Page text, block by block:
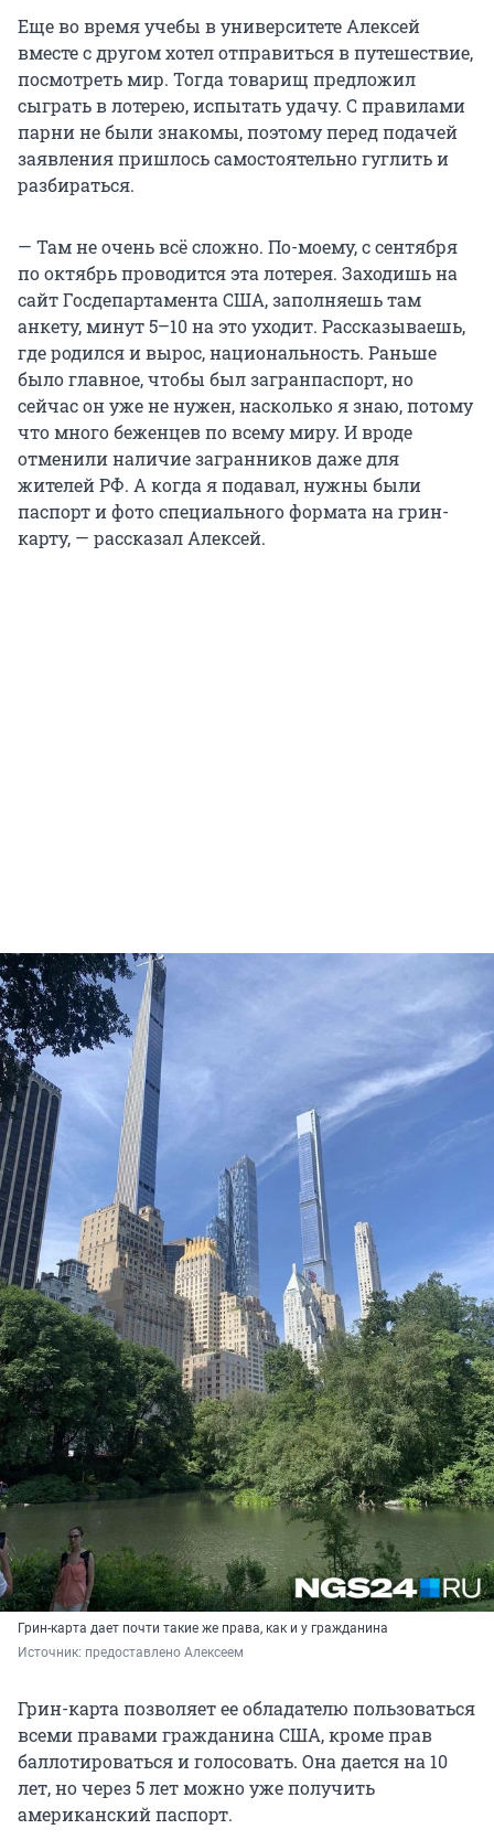
Еще во время учебы в университете Алексей
вместе с другом хотел отправиться в путешествие,
посмотреть мир. Тогда товарищ предложил
сыграть в лотерею, испытать удачу. С правилами
парни не были знакомы, поэтому перед подачей
заявления пришлось самостоятельно гуглить и
разбираться.
— Там не очень всё сложно. По-моему, с сентября
по октябрь проводится эта лотерея. Заходишь на
сайт Госдепартамента США, заполняешь там
анкету, минут 5–10 на это уходит. Рассказываешь,
где родился и вырос, национальность. Раньше
было главное, чтобы был загранпаспорт, но
сейчас он уже не нужен, насколько я знаю, потому
что много беженцев по всему миру. И вроде
отменили наличие загранников даже для
жителей РФ. А когда я подавал, нужны были
паспорт и фото специального формата на грин-
карту, — рассказал Алексей.
Грин-карта дает почти такие же права, как и у гражданина
Источник: предоставлено Алексеем
Грин-карта позволяет ее обладателю пользоваться
всеми правами гражданина США, кроме прав
баллотироваться и голосовать. Она дается на 10
лет, но через 5 лет можно уже получить
американский паспорт.